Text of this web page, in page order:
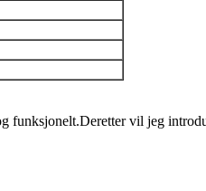
funksjonelt.Deretter vil jeg